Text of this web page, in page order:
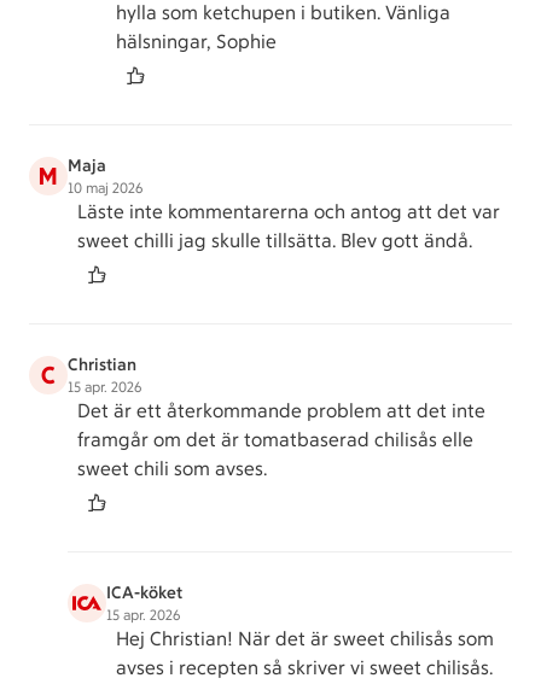
hylla som ketchupen i butiken. Vänliga
hälsningar, Sophie
M Maja
10 maj 2026
Läste inte kommentarerna och antog att det var
sweet chilli jag skulle tillsätta. Blev gott ändå.
C Christian
15 apr. 2026
Det är ett återkommande problem att det inte
framgår om det är tomatbaserad chilisås elle
sweet chili som avses.
ICA-köket
15 apr. 2026
Hej Christian! När det är sweet chilisås som
avses i recepten så skriver vi sweet chilisås.